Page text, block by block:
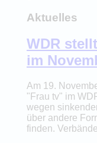
Aktuelles
WDR
im
Am 19.
"Frau tv" im
wegen
über andere
finden.